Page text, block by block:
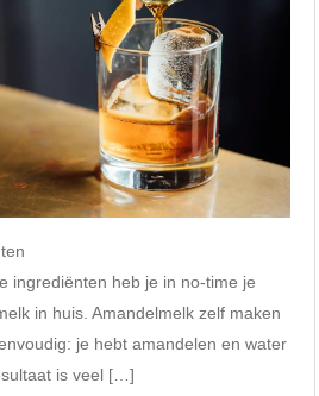
ingrediënten heb je in no-time je
in huis. Amandelmelk zelf maken
je hebt amandelen en water
is veel […]